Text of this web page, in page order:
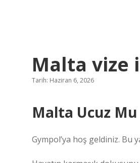
Malta vize
Tarih: Haziran 6, 2026
Malta Ucuz Mu
Gympol’ya hoş geldiniz. Bu